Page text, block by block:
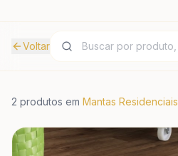
Voltar
2 produtos em Mantas Residenciais